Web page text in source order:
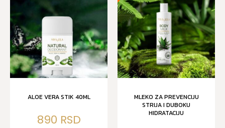
ALOE VERA STIK 40ML
890
MLEKO ZA PREVENCIJU
STRIJA I DUBOKU
HIDRATACIJU